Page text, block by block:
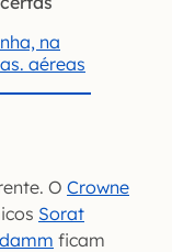
na
aéreas
O Crowne
Sorat
ficam